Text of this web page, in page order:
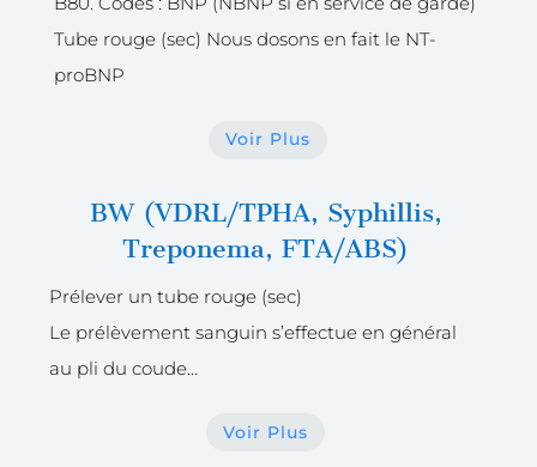
Tube rouge (sec) Nous dosons en fait le NT-
proBNP
Voir Plus
BW (VDRL/TPHA, Syphillis,
Treponema, FTA/ABS)
Prélever un tube rouge (sec)
Le prélèvement sanguin s’effectue en général
au pli du coude…
Voir Plus